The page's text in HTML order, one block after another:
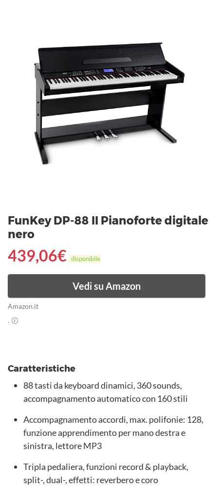
FunKey DP-88 II Pianoforte digitale
nero
439,06€ disponibile
Vedi su Amazon
Amazon.it
.
Caratteristiche
88 tasti da keyboard dinamici, 360 sounds,
accompagnamento automatico con 160 stili
Accompagnamento accordi, max. polifonie: 128,
funzione apprendimento per mano destra e
sinistra, lettore MP3
Tripla pedaliera, funzioni record & playback,
split-, dual-, effetti: reverbero e coro